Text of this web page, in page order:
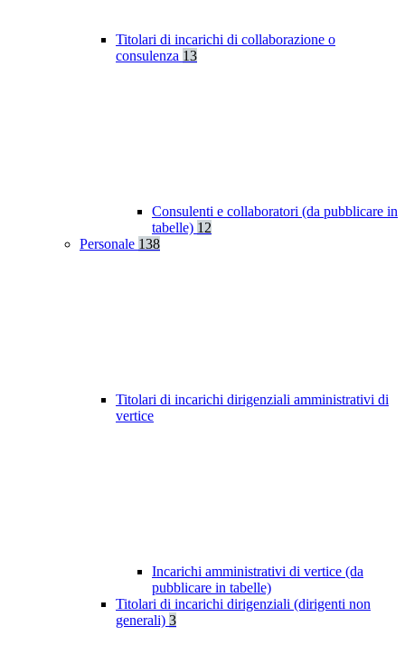
Titolari di incarichi di collaborazione o
consulenza 13
Consulenti e collaboratori (da pubblicare in
tabelle) 12
Personale 138
Titolari di incarichi dirigenziali amministrativi di
vertice
Incarichi amministrativi di vertice (da
pubblicare in tabelle)
Titolari di incarichi dirigenziali (dirigenti non
generali) 3